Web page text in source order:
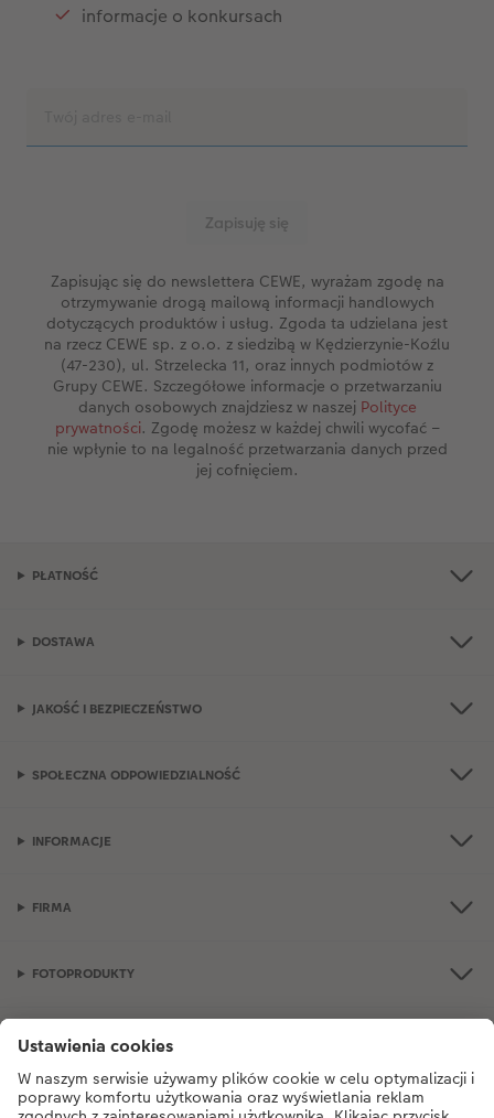
informacje o konkursach
Zapisując się do newslettera CEWE, wyrażam zgodę na
otrzymywanie drogą mailową informacji handlowych
dotyczących produktów i usług. Zgoda ta udzielana jest
na rzecz CEWE sp. z o.o. z siedzibą w Kędzierzynie-Koźlu
(47-230), ul. Strzelecka 11, oraz innych podmiotów z
Grupy CEWE. Szczegółowe informacje o przetwarzaniu
danych osobowych znajdziesz w naszej Polityce
prywatności. Zgodę możesz w każdej chwili wycofać –
nie wpłynie to na legalność przetwarzania danych przed
jej cofnięciem.
PŁATNOŚĆ
DOSTAWA
JAKOŚĆ I BEZPIECZEŃSTWO
SPOŁECZNA ODPOWIEDZIALNOŚĆ
INFORMACJE
FIRMA
FOTOPRODUKTY
OKAZJE I FOTOPREZENTY